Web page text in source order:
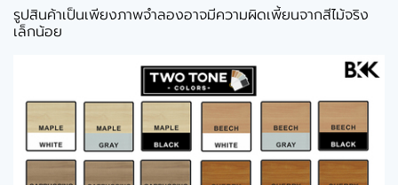
รูปสินค้าเป็นเพียงภาพจำลองอาจมีความผิดเพี้ยนจากสีไม้จริง
เล็กน้อย